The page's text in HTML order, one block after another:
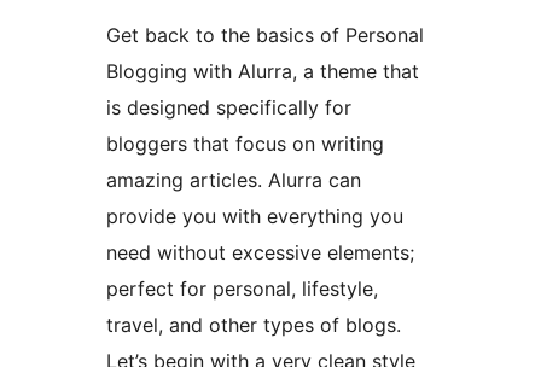
Get back to the basics of Personal
Blogging with Alurra, a theme that
is designed specifically for
bloggers that focus on writing
amazing articles. Alurra can
provide you with everything you
need without excessive elements;
perfect for personal, lifestyle,
travel, and other types of blogs.
Let’s begin with a very clean style